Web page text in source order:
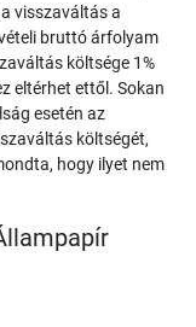
visszaváltás a
bruttó árfolyam
költsége 1%
eltérhet ettől. Sokan
esetén az
költségét,
hogy ilyet nem